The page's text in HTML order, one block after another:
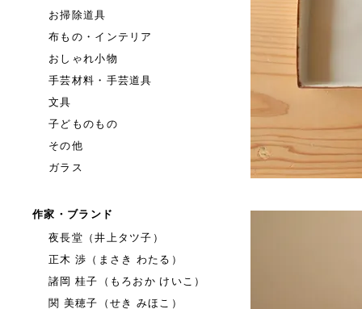
お掃除道具
布もの・インテリア
おしゃれ小物
手芸材料・手芸道具
文具
子どものもの
その他
ガラス
作家・ブランド
夜長堂（井上タツ子）
正木 渉（まさき わたる）
諸岡 桂子（もろおか けいこ）
関 美穂子（せき みほこ）